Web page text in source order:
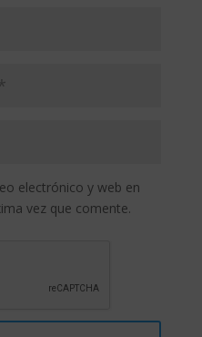
electrónico y web en
vez que comente.